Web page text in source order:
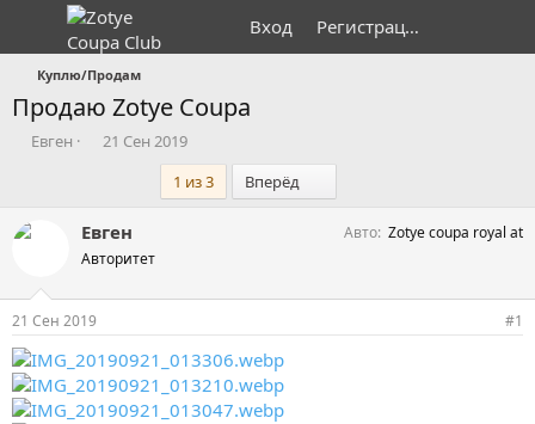
Вход Регистрация
Куплю/Продам
Продаю Zotye Coupa
А
р
м
ы
Евген
Д
н
ч
а
21 Сен 2019
1 из 3
Вперёд
Евген
Авторитет
Авто Zotye coupa royal at
21 Сен 2019 #1